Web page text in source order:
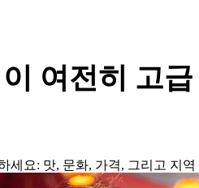
여전히 고
요: 맛, 문화, 가격, 그리고 지